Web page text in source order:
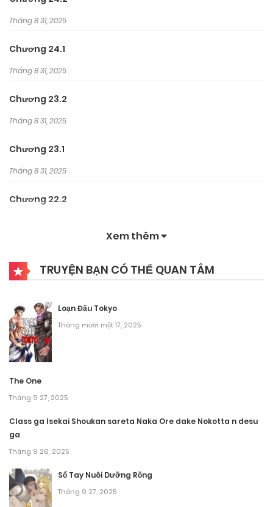
Tháng 8 31, 2025
Chương 24.1
Tháng 8 31, 2025
Chương 23.2
Tháng 8 31, 2025
Chương 23.1
Tháng 8 31, 2025
Chương 22.2
Tháng 8 31, 2025
Chương 21.2
Tháng 8 31, 2025
Chương 21.1
Chương 20.2
Tháng 8 31, 2025
Chương 20.1
Tháng 8 31, 2025
Chương 19.2
Xem thêm
TRUYỆN BẠN CÓ THỂ QUAN TÂM
Loạn Đấu Tokyo
Tháng mười một 17, 2025
The One
Tháng 9 27, 2025
Class ga Isekai Shoukan sareta Naka Ore dake Nokotta n desu
ga
Tháng 9 26, 2025
Sổ Tay Nuôi Dưỡng Rồng
Tháng 9 27, 2025